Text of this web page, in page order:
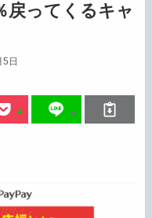
戻ってくるキャ
日